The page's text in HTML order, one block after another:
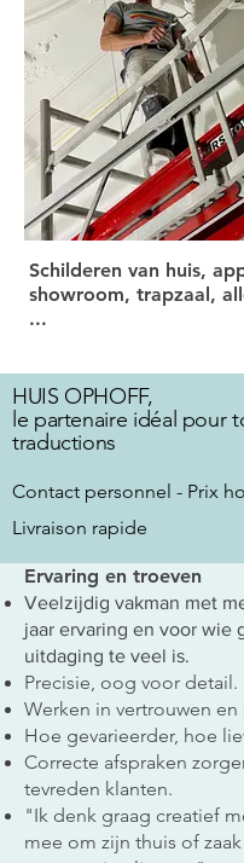
Schilderen van huis,
showroom, trapzaal,
...
HUIS OPHOFF,
le partenaire idéal pour
traductions
Contact personnel - Prix
Livraison rapide
Ervaring en troeven
Veelzijdig vakman met
jaar ervaring en voor wie
uitdaging te veel is.
Precisie, oog voor detail.
Werken in vertrouwen
Hoe gevarieerder, hoe
Correcte afspraken
tevreden klanten.
"Ik denk graag creatief
mee om zijn thuis of